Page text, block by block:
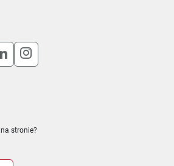
się w nowym oknie
otworzy się w nowym oknie
link otworzy się w nowym
Uwaga, link otworzy się w
Uwaga, link otworzy się w
stronie?